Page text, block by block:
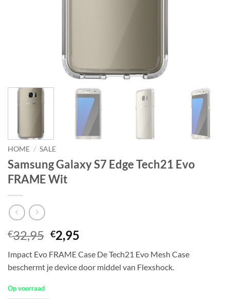
HOME / SALE
Samsung Galaxy S7 Edge Tech21 Evo
FRAME Wit
€32,95 Oorspronkelijke
prijs
was:
€32,95.
€2,95
is:
€2,95.
Impact Evo FRAME Case De Tech21 Evo Mesh Case
beschermt je device door middel van Flexshock.
Op voorraad